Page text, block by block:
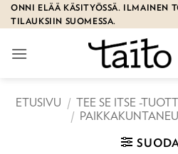
Skip
to
ONNI ELÄÄ KÄSITYÖSSÄ. ILMAINEN
TILAUKSIIN SUOMESSA.
ETUSIVU / TEE SE ITSE -
/